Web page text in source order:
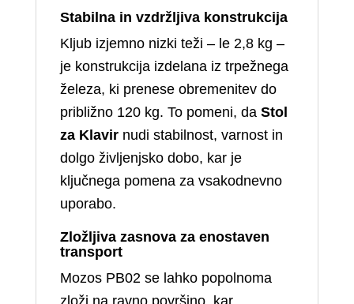
Stabilna in vzdržljiva konstrukcija
Kljub izjemno nizki teži – le 2,8 kg –
je konstrukcija izdelana iz trpežnega
železa, ki prenese obremenitev do
približno 120 kg. To pomeni, da Stol
za Klavirnudi stabilnost, varnost in
dolgo življenjsko dobo, kar je
ključnega pomena za vsakodnevno
uporabo.
Zložljiva zasnova za enostaven
transport
Mozos PB02 se lahko popolnoma
zloži na ravno površino, kar